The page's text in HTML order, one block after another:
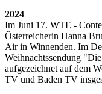
2024
Im Juni 17. WTE -
Österreicherin Hanna
Air in Winnenden. Im
Weihnachtssendung
aufgezeichnet auf dem
TV und Baden TV